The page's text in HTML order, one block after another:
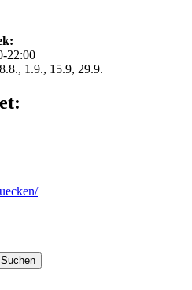
22:00
1.9., 15.9, 29.9.